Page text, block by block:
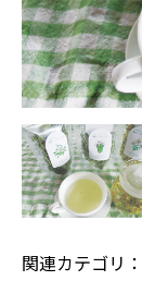
関連カテゴリ：